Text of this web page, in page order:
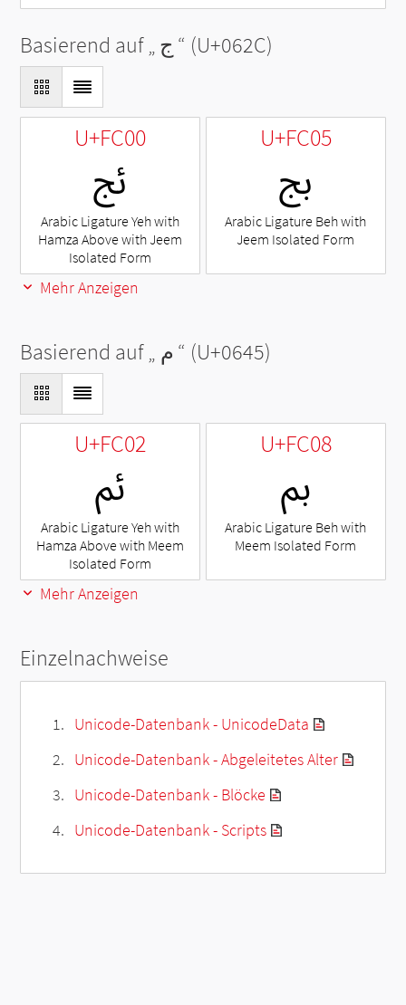
Basierend auf „ج “ (U+062C)
U+FC00
ﰀ
Arabic Ligature Yeh with
Hamza Above with Jeem
Isolated Form
U+FC05
ﰅ
Arabic Ligature Beh with
Jeem Isolated Form
Mehr Anzeigen
Basierend auf „ م “ (U+0645)
U+FC02
ﰂ
Arabic Ligature Yeh with
Hamza Above with Meem
Isolated Form
U+FC08
ﰈ
Arabic Ligature Beh with
Meem Isolated Form
Mehr Anzeigen
Einzelnachweise
Unicode-Datenbank - UnicodeData
Unicode-Datenbank - Abgeleitetes Alter
Unicode-Datenbank - Blöcke
Unicode-Datenbank - Scripts